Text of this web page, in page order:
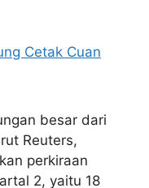
besar dari
Reuters,
perkiraan
2, yaitu 18